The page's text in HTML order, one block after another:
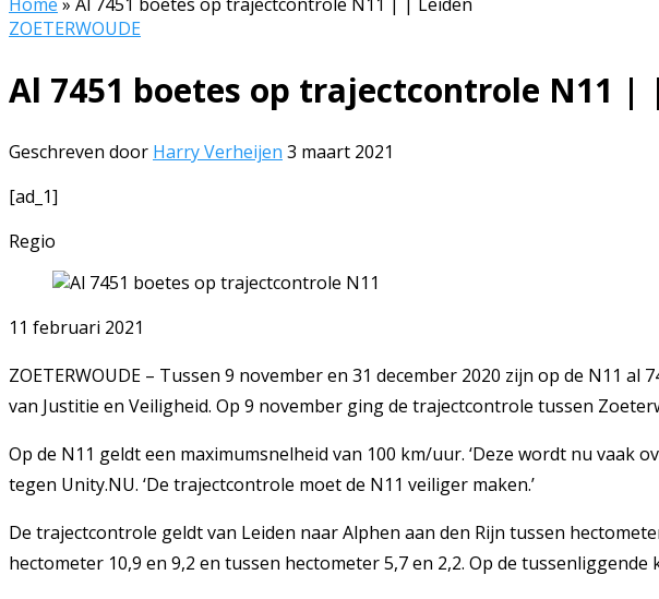
ZOETERWOUDE
Al 7451 boetes op trajectcontrole N11 |
Geschreven door Harry Verheijen 3 maart 2021
[ad_1]
Regio
11 februari 2021
ZOETERWOUDE – Tussen 9 november en 31 december 2020 zijn op de N11
van Justitie en Veiligheid. Op 9 november ging de trajectcontrole tussen
Op de N11 geldt een maximumsnelheid van 100 km/uur. ‘Deze wordt nu
tegen Unity.NU. ‘De trajectcontrole moet de N11 veiliger maken.’
De trajectcontrole geldt van Leiden naar Alphen aan den Rijn tussen
hectometer 10,9 en 9,2 en tussen hectometer 5,7 en 2,2. Op de